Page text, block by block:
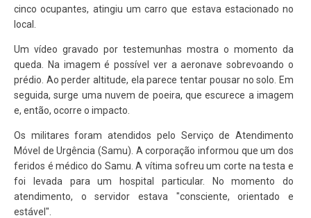
cinco ocupantes, atingiu um carro que estava estacionado no
local.
Um vídeo gravado por testemunhas mostra o momento da
queda. Na imagem é possível ver a aeronave sobrevoando o
prédio. Ao perder altitude, ela parece tentar pousar no solo. Em
seguida, surge uma nuvem de poeira, que escurece a imagem
e, então, ocorre o impacto.
Os militares foram atendidos pelo Serviço de Atendimento
Móvel de Urgência (Samu). A corporação informou que um dos
feridos é médico do Samu. A vítima sofreu um corte na testa e
foi levada para um hospital particular. No momento do
atendimento, o servidor estava "consciente, orientado e
estável".